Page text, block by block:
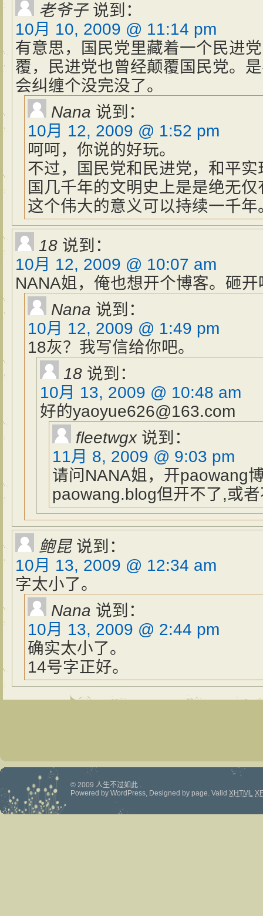
老爷子 说到：
10月 10, 2009 @ 11:14 pm
有意思，国民党里藏着一个民进
覆，民进党也曾经颠覆国民党。
会纠缠个没完没了。
Nana 说到：
10月 12, 2009 @ 1:52 pm
呵呵，你说的好玩。
不过，国民党和民进党，和平
国几千年的文明史上是是绝无仅
这个伟大的意义可以持续一千年
18 说到：
10月 12, 2009 @ 10:07 am
NANA姐，俺也想开个博客。砸开
Nana 说到：
10月 12, 2009 @ 1:49 pm
18灰？我写信给你吧。
18 说到：
10月 13, 2009 @ 10:48 am
好的yaoyue626@163.com
fleetwgx 说到：
11月 8, 2009 @ 9:03 pm
请问NANA姐，开paowang
paowang.blog但开不了,或
鲍昆 说到：
10月 13, 2009 @ 12:34 am
字太小了。
Nana 说到：
10月 13, 2009 @ 2:44 pm
确实太小了。
14号字正好。
© 2009 人生不过如此 .
Powered by WordPress, Designed by page. Valid XHTML